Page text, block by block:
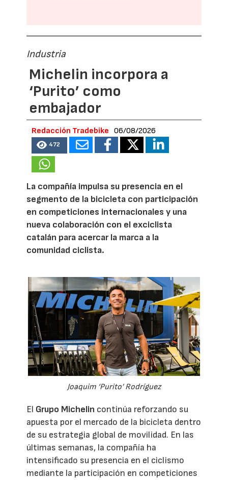
Industria
Michelin incorpora a
‘Purito’ como
embajador
Redacción Tradebike 06/08/2026
472
La compañía impulsa su presencia en el
segmento de la bicicleta con participación
en competiciones internacionales y una
nueva colaboración con el exciclista
catalán para acercar la marca a la
comunidad ciclista.
Joaquim ‘Purito’ Rodríguez
El Grupo Michelin continúa reforzando su
apuesta por el mercado de la bicicleta dentro
de su estrategia global de movilidad. En las
últimas semanas, la compañía ha
intensificado su presencia en el ciclismo
mediante la participación en competiciones